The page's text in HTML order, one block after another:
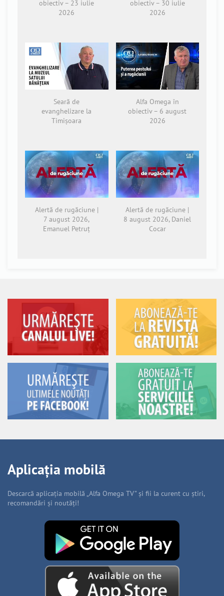
obiectiv – 23 iulie
2026
obiectiv – 30 iulie
2026
Seară de
evanghelizare la
Timișoara
Alfa Omega în
obiectiv – 6 august
2026
Alertă de rugăciune |
7 august 2026,
Emanuel Petruț
Alertă de rugăciune |
8 august 2026, Daniel
Cocar
Aplicația mobilă
Descarcă aplicația mobilă „Alfa Omega TV” și fii la curent cu știri,
recomandări și noutăți!